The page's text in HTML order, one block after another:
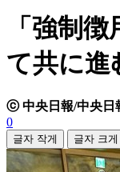
「強制
て共に進
ⓒ 中央日報/中央日
0
글자 작게 글자 크게